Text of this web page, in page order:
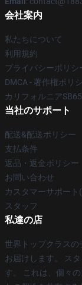
会社案内
私たちについて
利用規約
プライバシーポリシ
DMCA - 著作権ポリ
カリフォルニア
当社のサポート
配送&配送ポリシー
支払条件
返品・返金ポリシー
お問い合わせ
カスタマーサポート
スタッフ
私達の店
世界トップクラスの
お届けします。 ス
す。 これは、個々